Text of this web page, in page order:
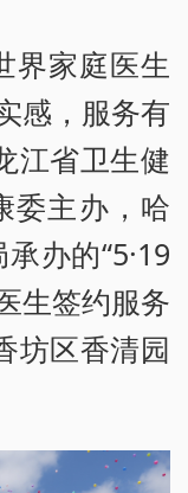
界家庭医生
感，服务有
江省卫生健
委主办，哈
办的“5·19
生签约服务
坊区香清园